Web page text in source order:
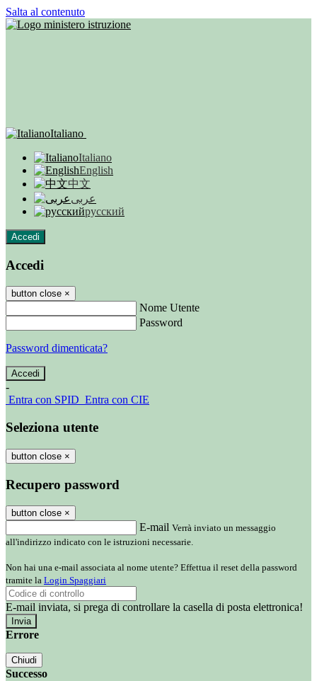
Salta al contenuto
Italiano
Italiano
English
中文
عربى
русский
Accedi
Accedi
button close ×
Nome Utente
Password
Password dimenticata?
-
Entra con SPID Entra con CIE
Seleziona utente
button close ×
Recupero password
button close ×
E-mail Verrà inviato un messaggio
all'indirizzo indicato con le istruzioni necessarie.
Non hai una e-mail associata al nome utente? Effettua il reset della password
tramite la Login Spaggiari
E-mail inviata, si prega di controllare la casella di posta elettronica!
Errore
Chiudi
Successo